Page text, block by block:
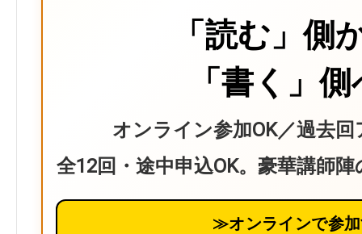
「読む」側
「書く」
オンライン参加OK／過去
全12回・途中申込OK。豪華講師
≫オンラインで参